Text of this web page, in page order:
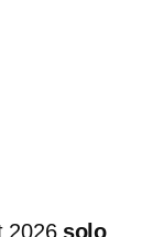
2026 solo